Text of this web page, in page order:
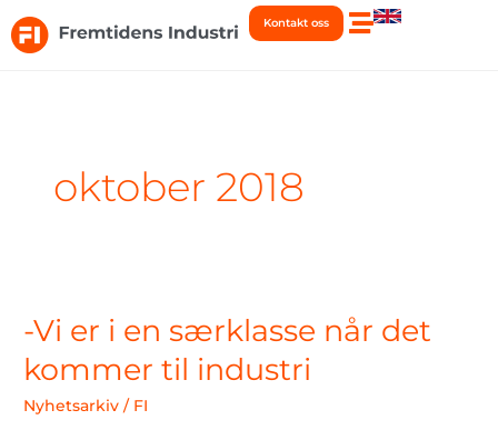
rett
til
Kontakt oss
oktober 2018
-Vi er i en særklasse når det
kommer til industri
Nyhetsarkiv / FI
i
særklasse
det